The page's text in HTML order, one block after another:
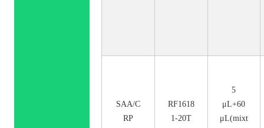
SAA/C
RP
RF1618
1-20T
5
μL+60
μL(mixt